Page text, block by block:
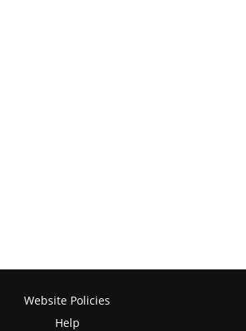
Website Policies
Help